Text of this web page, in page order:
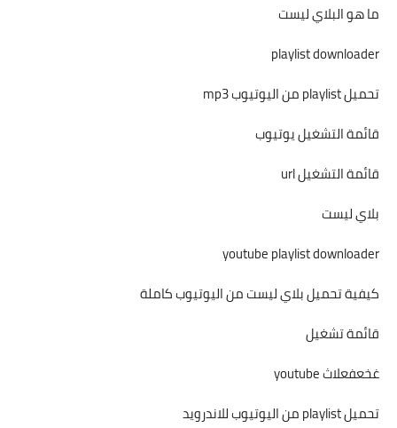
ما هو البلاي ليست
playlist downloader
تحميل playlist من اليوتيوب mp3
قائمة التشغيل يوتيوب
قائمة التشغيل url
بلاي ليست
youtube playlist downloader
كيفية تحميل بلاي ليست من اليوتيوب كاملة
قائمة تشغيل
غخعفعلاث youtube
تحميل playlist من اليوتيوب للاندرويد